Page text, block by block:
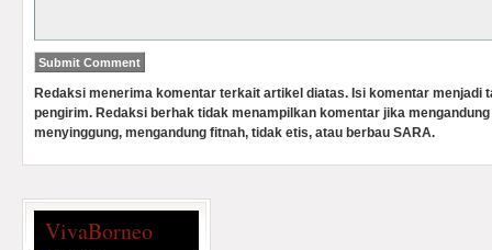
Redaksi menerima komentar terkait artikel diatas. Isi komentar menjadi
pengirim. Redaksi berhak tidak menampilkan komentar jika
menyinggung, mengandung fitnah, tidak etis, atau berbau SARA.
VivaBorneo